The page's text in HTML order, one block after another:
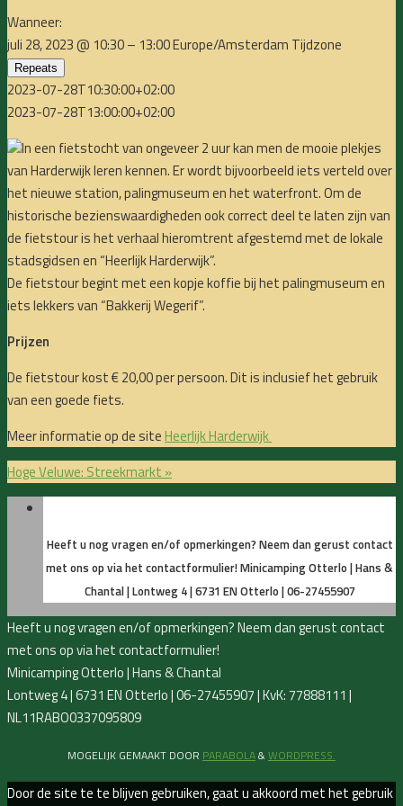
Wanneer:
juli 28, 2023 @ 10:30 – 13:00Europe/Amsterdam Tijdzone
Repeats
2023-07-28T10:30:00+02:00
2023-07-28T13:00:00+02:00
In een fietstocht van ongeveer 2 uur kan men de mooie plekjes
van Harderwijk leren kennen. Er wordt bijvoorbeeld iets verteld over
het nieuwe station, palingmuseum en het waterfront. Om de
historische bezienswaardigheden ook correct deel te laten zijn van
de fietstour is het verhaal hieromtrent afgestemd met de lokale
stadsgidsen en “Heerlijk Harderwijk”.
De fietstour begint met een kopje koffie bij het palingmuseum en
iets lekkers van “Bakkerij Wegerif”.
Prijzen
De fietstour kost € 20,00 per persoon. Dit is inclusief het gebruik
van een goede fiets.
Meer informatie op de siteHeerlijk Harderwijk
Hoge Veluwe: Streekmarkt »
Heeft u nog vragen en/of opmerkingen? Neem dan gerust contact
met ons op via het contactformulier!Minicamping Otterlo | Hans &
Chantal | Lontweg 4 | 6731 EN Otterlo | 06-27455907
Heeft u nog vragen en/of opmerkingen? Neem dan gerust contact
met ons op via het contactformulier!
Minicamping Otterlo | Hans & Chantal
Lontweg 4 | 6731 EN Otterlo | 06-27455907 | KvK: 77888111 |
NL11RABO0337095809
MOGELIJK GEMAAKT DOOR PARABOLA&WORDPRESS.
Door de site te te blijven gebruiken, gaat u akkoord met het gebruik